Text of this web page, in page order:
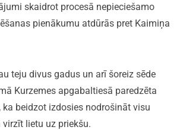
skaidrot procesā nepieciešamo
pienākumu atdūrās pret Kaimiņa
teju divus gadus un arī šoreiz sēde
Kurzemes apgabaltiesā paredzēta
ka beidzot izdosies nodrošināt visu
lietu uz priekšu.